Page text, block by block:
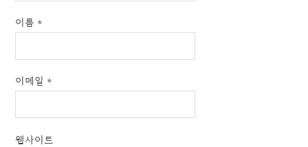
이름 *
이메일 *
웹사이트